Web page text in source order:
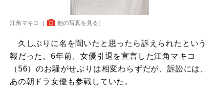
江角マキコ（ 他の写真を見る ）
久しぶりに名を聞いたと思ったら訴えられたという
報だった。6年前、女優引退を宣言した江角マキコ
（56）のお騒がせぶりは相変わらずだが、訴訟には、
あの朝ドラ女優も参戦していた。